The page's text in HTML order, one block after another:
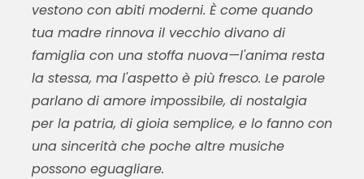
vestono con abiti moderni. È come quando
tua madre rinnova il vecchio divano di
famiglia con una stoffa nuova—l'anima resta
la stessa, ma l'aspetto è più fresco. Le parole
parlano di amore impossibile, di nostalgia
per la patria, di gioia semplice, e lo fanno con
una sincerità che poche altre musiche
possono eguagliare.